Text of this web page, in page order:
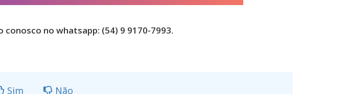
no whatsapp: (54) 9 9170-7993.
Sim Não